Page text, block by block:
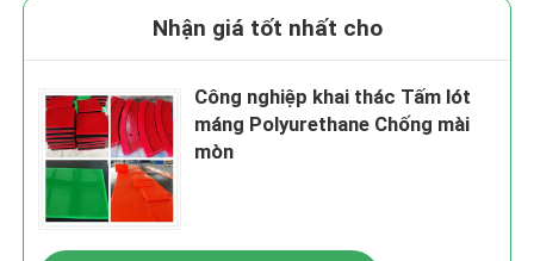
Nhận giá tốt nhất cho
Công nghiệp khai thác Tấm lót
máng Polyurethane Chống mài
mòn